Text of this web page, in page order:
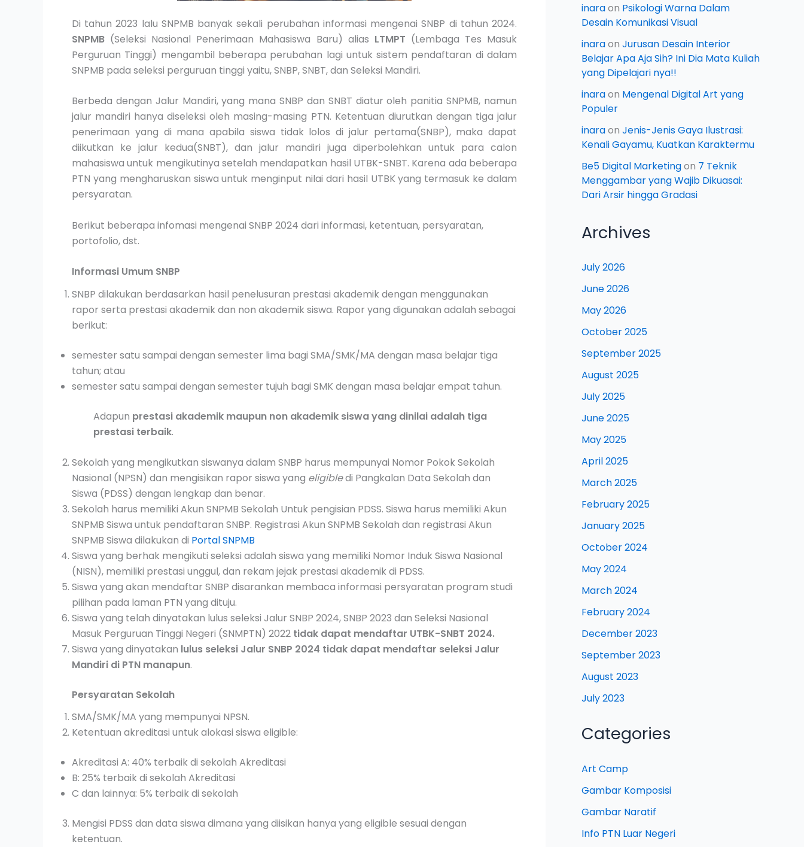
Di tahun 2023 lalu SNPMB banyak sekali perubahan informasi mengenai SNBP di tahun 2024.
SNPMB (Seleksi Nasional Penerimaan Mahasiswa Baru) alias LTMPT (Lembaga Tes Masuk
Perguruan Tinggi) mengambil beberapa perubahan lagi untuk sistem pendaftaran di dalam
SNPMB pada seleksi perguruan tinggi yaitu, SNBP, SNBT, dan Seleksi Mandiri.
Berbeda dengan Jalur Mandiri, yang mana SNBP dan SNBT diatur oleh panitia SNPMB, namun
jalur mandiri hanya diseleksi oleh masing-masing PTN. Ketentuan diurutkan dengan tiga jalur
penerimaan yang di mana apabila siswa tidak lolos di jalur pertama(SNBP), maka dapat
diikutkan ke jalur kedua(SNBT), dan jalur mandiri juga diperbolehkan untuk para calon
mahasiswa untuk mengikutinya setelah mendapatkan hasil UTBK-SNBT. Karena ada beberapa
PTN yang mengharuskan siswa untuk menginput nilai dari hasil UTBK yang termasuk ke dalam
persyaratan.
Berikut beberapa infomasi mengenai SNBP 2024 dari informasi, ketentuan, persyaratan,
portofolio, dst.
Informasi Umum SNBP
SNBP dilakukan berdasarkan hasil penelusuran prestasi akademik dengan menggunakan
rapor serta prestasi akademik dan non akademik siswa. Rapor yang digunakan adalah sebagai
berikut:
semester satu sampai dengan semester lima bagi SMA/SMK/MA dengan masa belajar tiga
tahun; atau
semester satu sampai dengan semester tujuh bagi SMK dengan masa belajar empat tahun.
Adapun prestasi akademik maupun non akademik siswa yang dinilai adalah tiga
prestasi terbaik.
Sekolah yang mengikutkan siswanya dalam SNBP harus mempunyai Nomor Pokok Sekolah
Nasional (NPSN) dan mengisikan rapor siswa yang eligibledi Pangkalan Data Sekolah dan
Siswa (PDSS) dengan lengkap dan benar.
Sekolah harus memiliki Akun SNPMB Sekolah Untuk pengisian PDSS. Siswa harus memiliki Akun
SNPMB Siswa untuk pendaftaran SNBP. Registrasi Akun SNPMB Sekolah dan registrasi Akun
SNPMB Siswa dilakukan di Portal SNPMB
Siswa yang berhak mengikuti seleksi adalah siswa yang memiliki Nomor Induk Siswa Nasional
(NISN), memiliki prestasi unggul, dan rekam jejak prestasi akademik di PDSS.
Siswa yang akan mendaftar SNBP disarankan membaca informasi persyaratan program studi
pilihan pada laman PTN yang dituju.
Siswa yang telah dinyatakan lulus seleksi Jalur SNBP 2024, SNBP 2023 dan Seleksi Nasional
Masuk Perguruan Tinggi Negeri (SNMPTN) 2022 tidak dapat mendaftar UTBK-SNBT 2024.
Siswa yang dinyatakan lulus seleksi Jalur SNBP 2024 tidak dapat mendaftar seleksi Jalur
Mandiri di PTN manapun.
Persyaratan Sekolah
SMA/SMK/MA yang mempunyai NPSN.
Ketentuan akreditasi untuk alokasi siswa eligible:
Akreditasi A: 40% terbaik di sekolah Akreditasi
B: 25% terbaik di sekolah Akreditasi
C dan lainnya: 5% terbaik di sekolah
Mengisi PDSS dan data siswa dimana yang diisikan hanya yang eligible sesuai dengan
ketentuan.
inaraon Psikologi Warna Dalam
Desain Komunikasi Visual
inaraon Jurusan Desain Interior
Belajar Apa Aja Sih? Ini Dia Mata Kuliah
yang Dipelajari nya!!
inaraon Mengenal Digital Art yang
Populer
inaraon Jenis-Jenis Gaya Ilustrasi:
Kenali Gayamu, Kuatkan Karaktermu
Be5 Digital Marketingon 7 Teknik
Menggambar yang Wajib Dikuasai:
Dari Arsir hingga Gradasi
Archives
July 2026
June 2026
May 2026
October 2025
September 2025
August 2025
July 2025
June 2025
May 2025
April 2025
March 2025
February 2025
January 2025
October 2024
May 2024
March 2024
February 2024
December 2023
September 2023
August 2023
July 2023
Categories
Art Camp
Gambar Komposisi
Gambar Naratif
Info PTN Luar Negeri